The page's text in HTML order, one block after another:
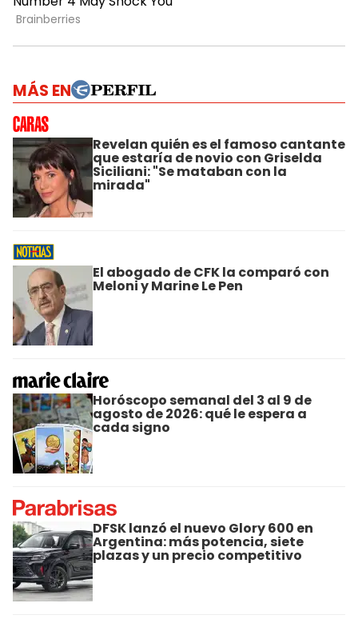
MÁS EN
Revelan quién es el famoso cantante
que estaría de novio con Griselda
Siciliani: "Se mataban con la
mirada"
El abogado de CFK la comparó con
Meloni y Marine Le Pen
Horóscopo semanal del 3 al 9 de
agosto de 2026: qué le espera a
cada signo
DFSK lanzó el nuevo Glory 600 en
Argentina: más potencia, siete
plazas y un precio competitivo